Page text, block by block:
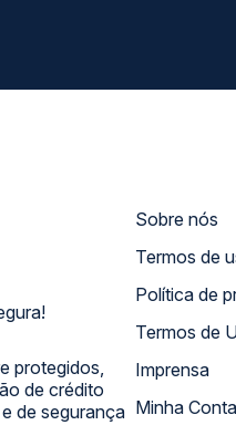
protegidos,
de crédito
de segurança
Sobre nós
Imprensa
Minha Conta